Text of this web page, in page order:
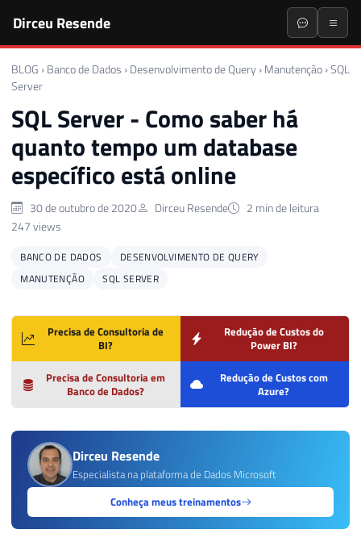
Dirceu Resende
BLOG › Banco de Dados › Desenvolvimento de Query › Manutenção ›SQL
Server
SQL Server - Como saber há
quanto tempo um database
específico está online
30 de outubro de 2020 Dirceu Resende
2 min de leitura
247 views
BANCO DE DADOS
DESENVOLVIMENTO DE QUERY
MANUTENÇÃO
SQL SERVER
Precisa de Consultoria de
BI?
Redução de Custos do
Power BI?
Precisa de Consultoria em
Banco de Dados?
Redução de Custos com
Azure?
Dirceu Resende
Especialista na plataforma de Dados Microsoft
Conheça meus treinamentos